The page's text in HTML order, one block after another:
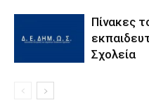
Πίνακες
Σχολεία